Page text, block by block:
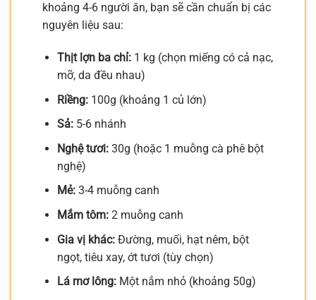
khoảng 4-6 người ăn, bạn sẽ cần chuẩn bị các
nguyên liệu sau:
Thịt lợn ba chỉ:1 kg (chọn miếng có cả nạc,
mỡ, da đều nhau)
Riềng:100g (khoảng 1 củ lớn)
Sả:5-6 nhánh
Nghệ tươi:30g (hoặc 1 muỗng cà phê bột
nghệ)
Mẻ:3-4 muỗng canh
Mắm tôm:2 muỗng canh
Gia vị khác:Đường, muối, hạt nêm, bột
ngọt, tiêu xay, ớt tươi (tùy chọn)
Lá mơ lông:Một nắm nhỏ (khoảng 50g)